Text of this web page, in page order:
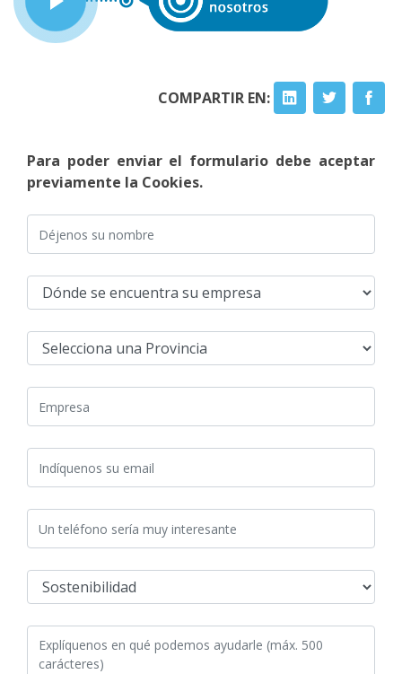
COMPARTIR EN:
Para poder enviar el formulario debe aceptar
previamente la Cookies.